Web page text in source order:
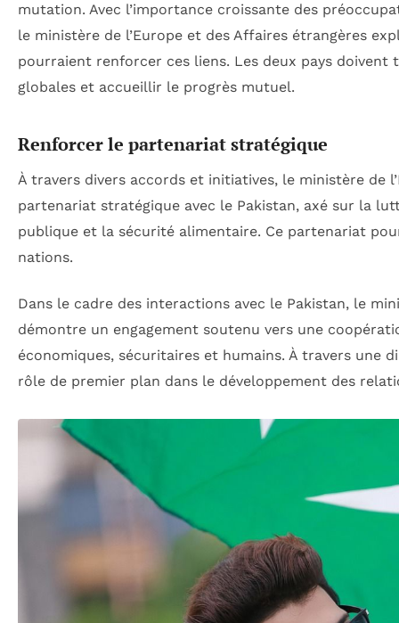
mutation. Avec l’importance croissante des
le ministère de l’Europe et des Affaires étrangères
pourraient renforcer ces liens. Les deux pays
globales et accueillir le progrès mutuel.
Renforcer le partenariat stratégique
À travers divers accords et initiatives, le ministère de
partenariat stratégique avec le Pakistan, axé sur la
publique et la sécurité alimentaire. Ce partenariat
nations.
Dans le cadre des interactions avec le Pakistan, le
démontre un engagement soutenu vers une
économiques, sécuritaires et humains. À travers une
rôle de premier plan dans le développement des